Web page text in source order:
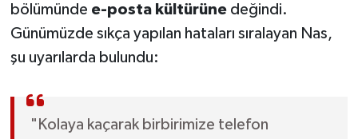
bölümünde e-posta kültürünedeğindi.
Günümüzde sıkça yapılan hataları sıralayan Nas,
şu uyarılarda bulundu:
"Kolaya kaçarak birbirimize telefon